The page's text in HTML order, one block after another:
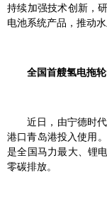
持续加强技术创新，
电池系统产品，推动
全国首艘氢电拖轮
近日，由宁德时
港口青岛港投入使用
是全国马力最大、锂
零碳排放。